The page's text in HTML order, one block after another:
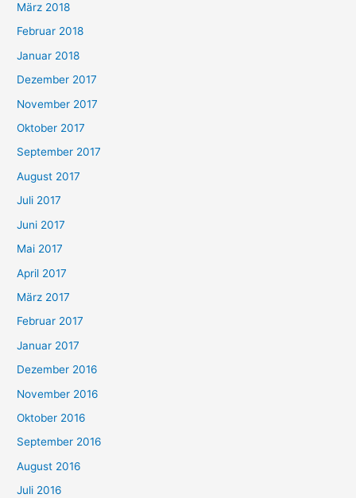
März 2018
Februar 2018
Januar 2018
Dezember 2017
November 2017
Oktober 2017
September 2017
August 2017
Juli 2017
Juni 2017
Mai 2017
April 2017
März 2017
Februar 2017
Januar 2017
Dezember 2016
November 2016
Oktober 2016
September 2016
August 2016
Juli 2016